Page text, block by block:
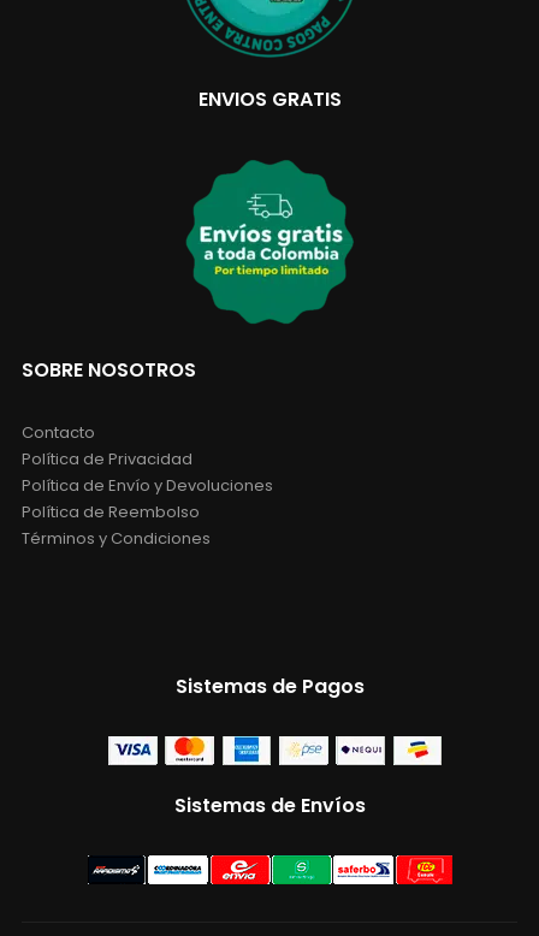
ENVIOS GRATIS
SOBRE NOSOTROS
Contacto
Política de Privacidad
Política de Envío y Devoluciones
Política de Reembolso
Términos y Condiciones
Sistemas de Pagos
Sistemas de Envíos